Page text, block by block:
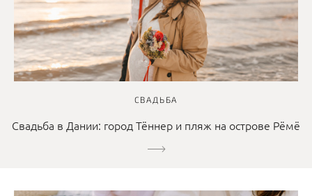
СВАДЬБА
Свадьба в Дании: город Тённер и пляж на острове Рёмё